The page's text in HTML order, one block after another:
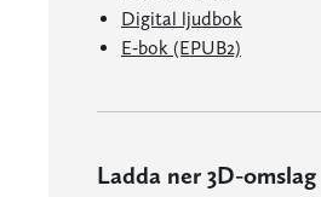
Digital ljudbok
E-bok (EPUB2)
Ladda ner 3D-omslag